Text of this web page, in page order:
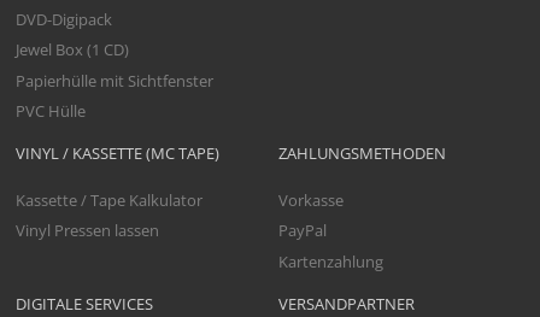
VINYL / KASSETTE (MC TAPE)
Kassette / Tape Kalkulator
Vinyl Pressen lassen
DIGITALE SERVICES
DVD-Digipack
Jewel Box (1 CD)
Papierhülle mit Sichtfenster
PVC Hülle
ZAHLUNGSMETHODEN
Vorkasse
PayPal
Kartenzahlung
VERSANDPARTNER